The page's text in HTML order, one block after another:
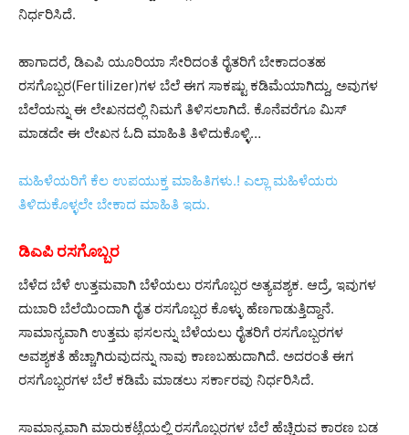
ನಿರ್ಧರಿಸಿದೆ.
ಹಾಗಾದರೆ, ಡಿಎಪಿ ಯೂರಿಯಾ ಸೇರಿದಂತೆ ರೈತರಿಗೆ ಬೇಕಾದಂತಹ
ರಸಗೊಬ್ಬರ(Fertilizer)ಗಳ ಬೆಲೆ ಈಗ ಸಾಕಷ್ಟು ಕಡಿಮೆಯಾಗಿದ್ದು, ಅವುಗಳ
ಬೆಲೆಯನ್ನು ಈ ಲೇಖನದಲ್ಲಿ ನಿಮಗೆ ತಿಳಿಸಲಾಗಿದೆ. ಕೊನೆವರೆಗೂ ಮಿಸ್‌
ಮಾಡದೇ ಈ ಲೇಖನ ಓದಿ ಮಾಹಿತಿ ತಿಳಿದುಕೊಳ್ಳಿ…
ಮಹಿಳೆಯರಿಗೆ ಕೆಲ ಉಪಯುಕ್ತ ಮಾಹಿತಿಗಳು.! ಎಲ್ಲಾ ಮಹಿಳೆಯರು
ತಿಳಿದುಕೊಳ್ಳಲೇ ಬೇಕಾದ ಮಾಹಿತಿ ಇದು.
ಡಿಎಪಿ ರಸಗೊಬ್ಬರ
ಬೆಳೆದ ಬೆಳೆ ಉತ್ತಮವಾಗಿ ಬೆಳೆಯಲು ರಸಗೊಬ್ಬರ ಅತ್ಯವಶ್ಯಕ. ಆದ್ರೆ, ಇವುಗಳ
ದುಬಾರಿ ಬೆಲೆಯಿಂದಾಗಿ ರೈತ ರಸಗೊಬ್ಬರ ಕೊಳ್ಳು ಹೆಣಗಾಡುತ್ತಿದ್ದಾನೆ.
ಸಾಮಾನ್ಯವಾಗಿ ಉತ್ತಮ ಫಸಲನ್ನು ಬೆಳೆಯಲು ರೈತರಿಗೆ ರಸಗೊಬ್ಬರಗಳ
ಅವಶ್ಯಕತೆ ಹೆಚ್ಚಾಗಿರುವುದನ್ನು ನಾವು ಕಾಣಬಹುದಾಗಿದೆ. ಅದರಂತೆ ಈಗ
ರಸಗೊಬ್ಬರಗಳ ಬೆಲೆ ಕಡಿಮೆ ಮಾಡಲು ಸರ್ಕಾರವು ನಿರ್ಧರಿಸಿದೆ.
ಸಾಮಾನ್ಯವಾಗಿ ಮಾರುಕಟ್ಟೆಯಲ್ಲಿ ರಸಗೊಬ್ಬರಗಳ ಬೆಲೆ ಹೆಚ್ಚಿರುವ ಕಾರಣ ಬಡ